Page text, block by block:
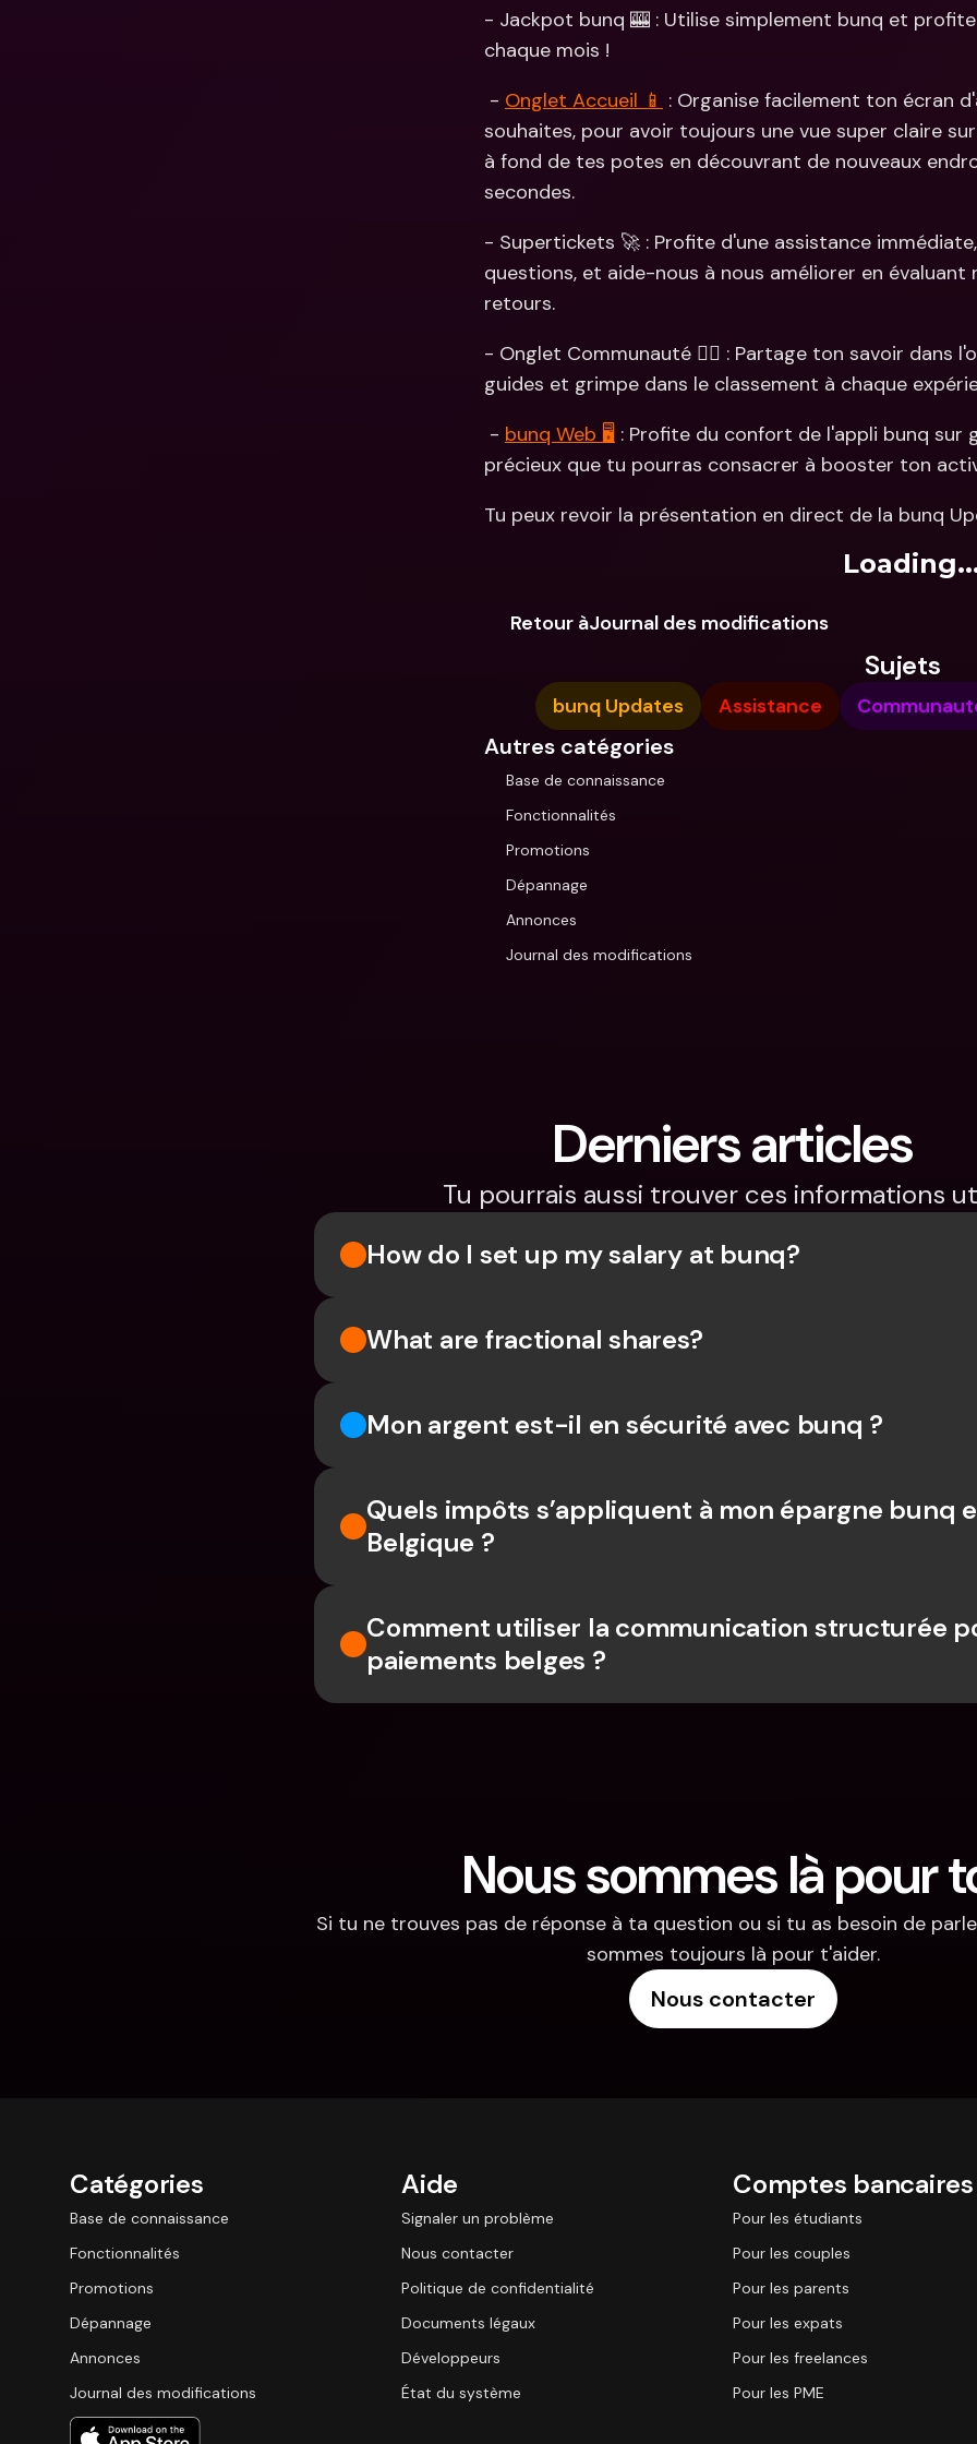
Comptes bancaires
étrangères
- Jackpot bunq 🎰 : Utilise simplement bunq et
chaque mois !
- Onglet Accueil 📱 : Organise facilement ton écran
souhaites, pour avoir toujours une vue super claire
à fond de tes potes en découvrant de nouveaux
secondes.
- Supertickets 🚀 : Profite d'une assistance
questions, et aide-nous à nous améliorer en
retours.
- Onglet Communauté 👯‍♀️ : Partage ton savoir dans
guides et grimpe dans le classement à chaque
- bunq Web 🖥 : Profite du confort de l'appli bunq sur
précieux que tu pourras consacrer à booster ton
Tu peux revoir la présentation en direct de la bunq
Retour àJournal des modifications
Sujets
bunq Updates Assistance
Autres catégories
Base de connaissance
Fonctionnalités
Promotions
Dépannage
Annonces
Journal des modifications
Derniers articles
Tu pourrais aussi trouver ces informations
How do I set up my salary at bunq?
What are fractional shares?
Mon argent est-il en sécurité avec bunq ?
Quels impôts s’appliquent à mon épargne bunq
Belgique ?
Comment utiliser la communication structurée
paiements belges ?
Nous sommes là pour
Si tu ne trouves pas de réponse à ta question ou si tu as besoin de
sommes toujours là pour t'aider.
Nous contacter
Catégories
Base de connaissance
Fonctionnalités
Promotions
Dépannage
Annonces
Journal des modifications
Aide
Signaler un problème
Nous contacter
Politique de confidentialité
Documents légaux
Développeurs
État du système
Comptes bancaires
Pour les étudiants
Pour les couples
Pour les parents
Pour les expats
Pour les freelances
Pour les PME